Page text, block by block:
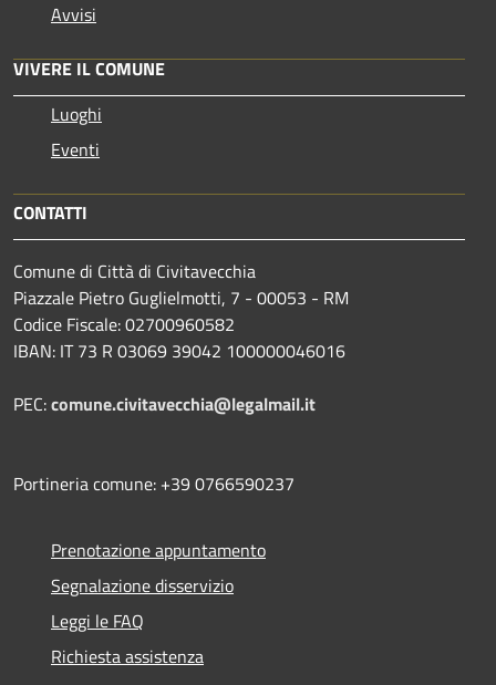
Avvisi
VIVERE IL COMUNE
Luoghi
Eventi
CONTATTI
Comune di Città di Civitavecchia
Piazzale Pietro Guglielmotti, 7 - 00053 - RM
Codice Fiscale: 02700960582
IBAN: IT 73 R 03069 39042 100000046016
PEC:comune.civitavecchia@legalmail.it
Portineria comune: +39 0766590237
Prenotazione appuntamento
Segnalazione disservizio
Leggi le FAQ
Richiesta assistenza